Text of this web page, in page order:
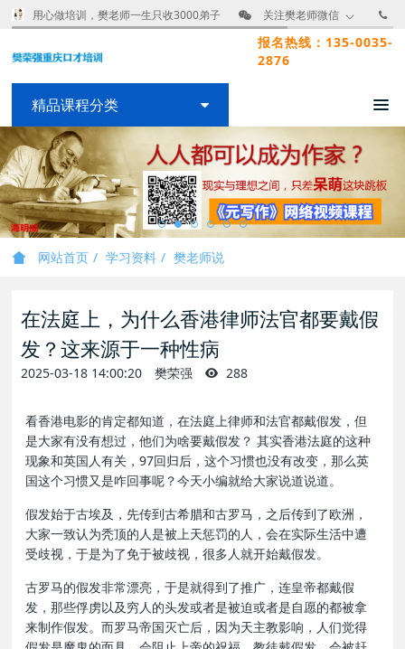
用心做培训，樊老师一生只收3000弟子 关注樊老师微信
报名热线：135-0035-
2876
精品课程分类
网站首页 学习资料 樊老师说
在法庭上，为什么香港律师法官都要戴假
发？这来源于一种性病
2025-03-18 14:00:20 樊荣强 288
看香港电影的肯定都知道，在法庭上律师和法官都戴假发，但
是大家有没有想过，他们为啥要戴假发？ 其实香港法庭的这种
现象和英国人有关，97回归后，这个习惯也没有改变，那么英
国这个习惯又是咋回事呢？今天小编就给大家说道说道。
假发始于古埃及，先传到古希腊和古罗马，之后传到了欧洲，
大家一致认为秃顶的人是被上天惩罚的人，会在实际生活中遭
受歧视，于是为了免于被歧视，很多人就开始戴假发。
古罗马的假发非常漂亮，于是就得到了推广，连皇帝都戴假
发，那些俘虏以及穷人的头发或者是被迫或者是自愿的都被拿
来制作假发。而罗马帝国灭亡后，因为天主教影响，人们觉得